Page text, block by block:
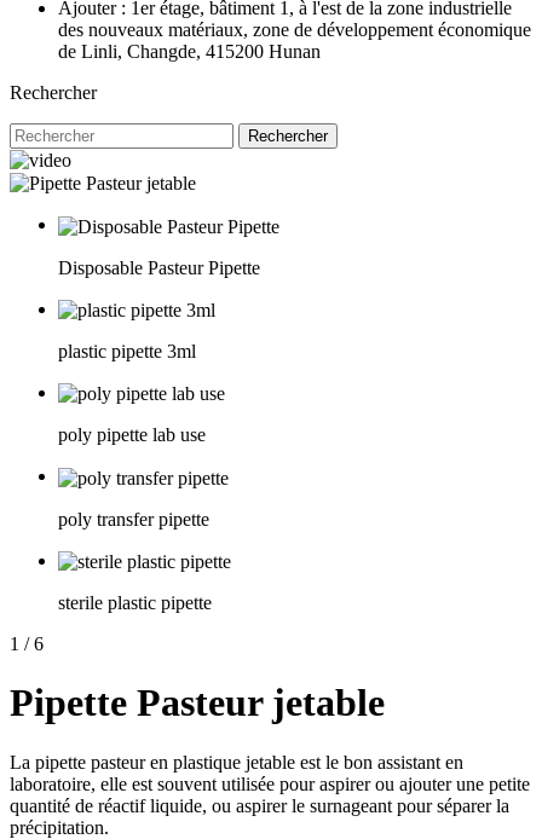
Ajouter : 1er étage, bâtiment 1, à l'est de la zone industrielle
des nouveaux matériaux, zone de développement économique
de Linli, Changde, 415200 Hunan
Rechercher
Rechercher
Disposable Pasteur Pipette
plastic pipette 3ml
poly pipette lab use
poly transfer pipette
sterile plastic pipette
1 / 6
Pipette Pasteur jetable
La pipette pasteur en plastique jetable est le bon assistant en
laboratoire, elle est souvent utilisée pour aspirer ou ajouter une petite
quantité de réactif liquide, ou aspirer le surnageant pour séparer la
précipitation.